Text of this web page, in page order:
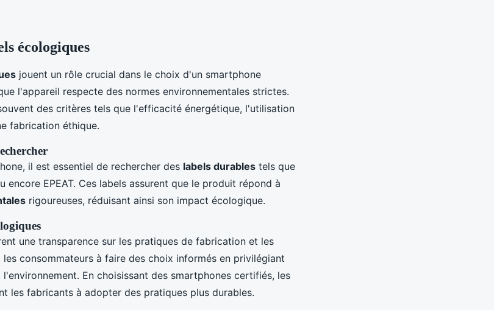
écologiques
jouent un rôle crucial dans le choix d'un smartphone
l'appareil respecte des normes environnementales strictes.
des critères tels que l'efficacité énergétique, l'utilisation
fabrication éthique.
il est essentiel de rechercher des labels durables tels que
encore EPEAT. Ces labels assurent que le produit répond à
rigoureuses, réduisant ainsi son impact écologique.
une transparence sur les pratiques de fabrication et les
consommateurs à faire des choix informés en privilégiant
En choisissant des smartphones certifiés, les
les fabricants à adopter des pratiques plus durables.